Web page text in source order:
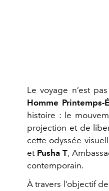
Le voyage n’est
Homme Printemps-
histoire : le
projection et de
cette odyssée
et Pusha T,
contemporain.
À travers l’objectif